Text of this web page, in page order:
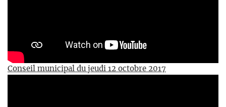
Conseil municipal du jeudi 12 octobre 2017